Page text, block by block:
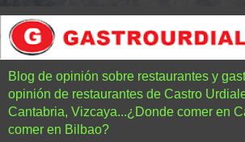
Blog de opinión sobre restaurantes y
opinión de restaurantes de Castro
Cantabria, Vizcaya...¿Donde comer en
comer en Bilbao?